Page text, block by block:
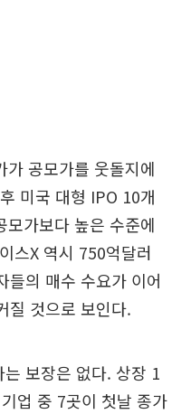
공모가를 웃돌지에
미국 대형 IPO 10개
가보다 높은 수준에
스X 역시 750억달러
들의 매수 수요가 이어
질 것으로 보인다.
보장은 없다. 상장 1
업 중 7곳이 첫날 종가